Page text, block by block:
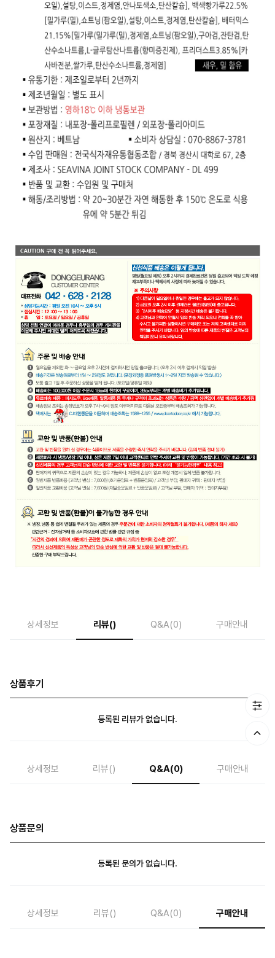
상세정보 리뷰() Q&A(0) 구매안내
상품후기
등록된 리뷰가 없습니다.
상세정보 리뷰() Q&A(0) 구매안내
상품문의
등록된 문의가 없습니다.
상세정보 리뷰() Q&A(0) 구매안내